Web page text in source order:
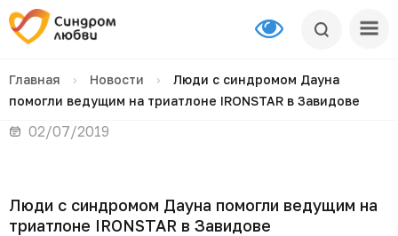
Главная › Новости ›
Люди с синдромом Дауна
помогли ведущим на триатлоне IRONSTAR в Завидове
02/07/2019
Люди с синдромом Дауна помогли ведущим на
триатлоне IRONSTAR в Завидове